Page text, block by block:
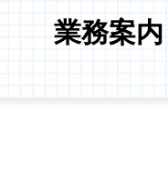
業務案